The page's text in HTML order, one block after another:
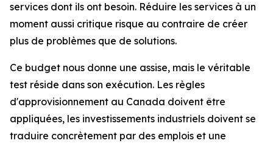
services dont ils ont besoin. Réduire les services à un
moment aussi critique risque au contraire de créer
plus de problèmes que de solutions.
Ce budget nous donne une assise, mais le véritable
test réside dans son exécution. Les règles
d'approvisionnement au Canada doivent être
appliquées, les investissements industriels doivent se
traduire concrètement par des emplois et une